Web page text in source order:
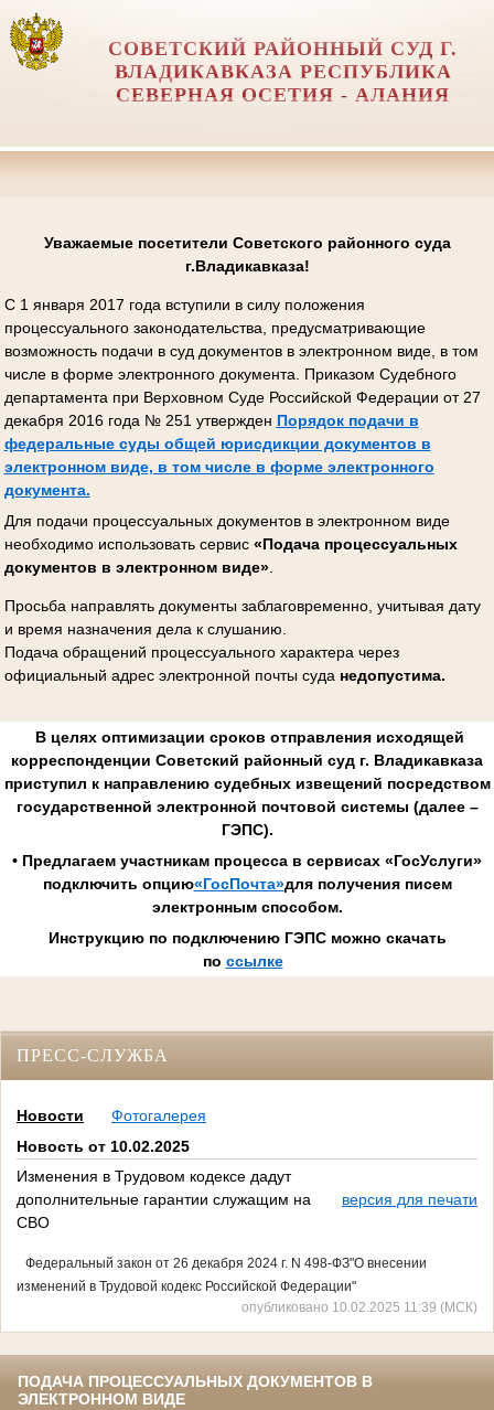
СОВЕТСКИЙ РАЙОННЫЙ СУД Г.
ВЛАДИКАВКАЗА РЕСПУБЛИКА
СЕВЕРНАЯ ОСЕТИЯ - АЛАНИЯ
Уважаемые посетители Советского районного суда
г.Владикавказа!
С 1 января 2017 года вступили в силу положения
процессуального законодательства, предусматривающие
возможность подачи в суд документов в электронном виде, в том
числе в форме электронного документа. Приказом Судебного
департамента при Верховном Суде Российской Федерации от 27
декабря 2016 года № 251 утвержден Порядок подачи в
федеральные суды общей юрисдикции документов в
электронном виде, в том числе в форме электронного
документа.
Для подачи процессуальных документов в электронном виде
необходимо использовать сервис «Подача процессуальных
документов в электронном виде».
Просьба направлять документы заблаговременно, учитывая дату
и время назначения дела к слушанию.
Подача обращений процессуального характера через
официальный адрес электронной почты суда недопустима.
В целях оптимизации сроков отправления исходящей
корреспонденции Советский районный суд г. Владикавказа
приступил к направлению судебных извещений посредством
государственной электронной почтовой системы (далее –
ГЭПС).
• Предлагаем участникам процесса в сервисах «ГосУслуги»
подключить опцию«ГосПочта»для получения писем
электронным способом.
Инструкцию по подключению ГЭПС можно скачать
по ссылке
ПРЕСС-СЛУЖБА
Новости
Фотогалерея
Новость от 10.02.2025
Изменения в Трудовом кодексе дадут
дополнительные гарантии служащим на
СВО
версия для печати
Федеральный закон от 26 декабря 2024 г. N 498-ФЗ"О внесении
изменений в Трудовой кодекс Российской Федерации"
опубликовано 10.02.2025 11:39 (МСК)
ПОДАЧА ПРОЦЕССУАЛЬНЫХ ДОКУМЕНТОВ В
ЭЛЕКТРОННОМ ВИДЕ